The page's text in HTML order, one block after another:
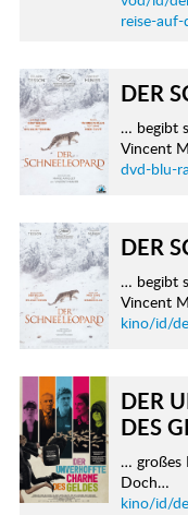
reise-
DER
… begibt
Vincent
dvd-blu-
DER
… begibt
Vincent
kino/id/
DER
DES
… großes
Doch…
kino/id/